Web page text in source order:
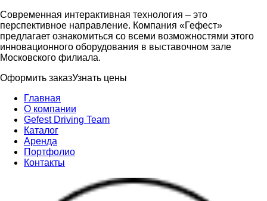
Современная интерактивная технология – это
перспективное направление. Компания «Гефест»
предлагает ознакомиться со всеми возможностями этого
инновационного оборудования в выставочном зале
Московского филиала.
Оформить заказУзнать цены
Главная
О компании
Gefest Driving Team
Каталог
Аренда
Портфолио
Контакты